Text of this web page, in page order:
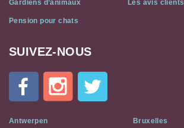
Gardiens d’animaux Les avis clients
Pension pour chats
Cat
Flat
Social
SUIVEZ-NOUS
Antwerpen Bruxelles